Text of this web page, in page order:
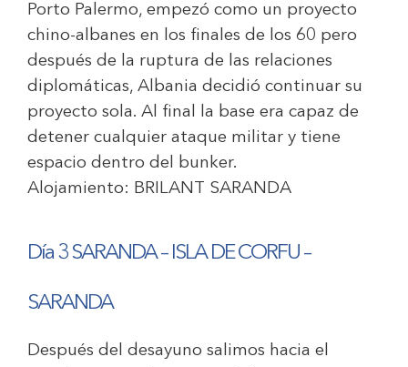
Porto Palermo, empezó como un proyecto
chino-albanes en los finales de los 60 pero
después de la ruptura de las relaciones
diplomáticas, Albania decidió continuar su
proyecto sola. Al final la base era capaz de
detener cualquier ataque militar y tiene
espacio dentro del bunker.
Alojamiento: BRILANT SARANDA
Día 3 SARANDA – ISLA DE CORFU –
SARANDA
Después del desayuno salimos hacia el